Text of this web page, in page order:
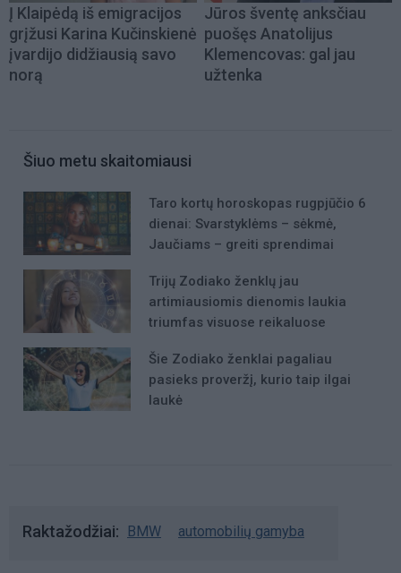
Į Klaipėdą iš emigracijos
grįžusi Karina Kučinskienė
įvardijo didžiausią savo
norą
Jūros šventę anksčiau
puošęs Anatolijus
Klemencovas: gal jau
užtenka
Šiuo metu skaitomiausi
Taro kortų horoskopas rugpjūčio 6
dienai: Svarstyklėms – sėkmė,
Jaučiams – greiti sprendimai
Trijų Zodiako ženklų jau
artimiausiomis dienomis laukia
triumfas visuose reikaluose
Šie Zodiako ženklai pagaliau
pasieks proveržį, kurio taip ilgai
laukė
Raktažodžiai BMW automobilių gamyba